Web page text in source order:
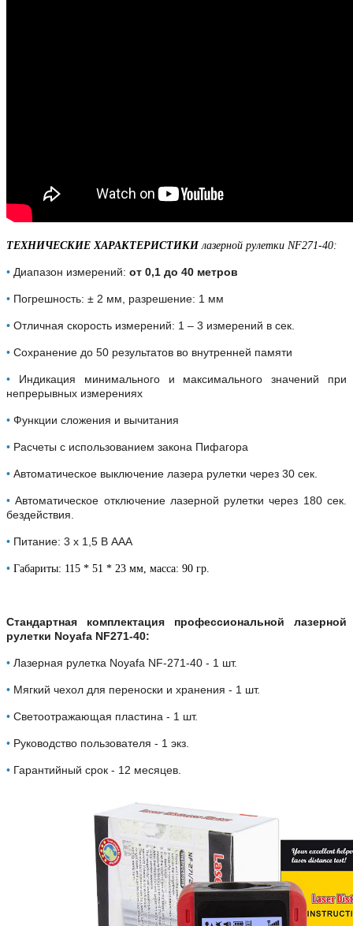
ТЕХНИЧЕСКИЕ ХАРАКТЕРИСТИКИлазерной рулетки NF271-40:
• Диапазон измерений: от 0,1 до 40 метров
• Погрешность: ± 2 мм, разрешение: 1 мм
• Отличная скорость измерений: 1 – 3 измерений в сек.
• Сохранение до 50 результатов во внутренней памяти
• Индикация минимального и максимального значений при
непрерывных измерениях
• Функции сложения и вычитания
• Расчеты с использованием закона Пифагора
• Автоматическое выключение лазера рулетки через 30 сек.
•Автоматическое отключение лазерной рулетки через 180 сек.
бездействия.
• Питание: 3 х 1,5 В ААА
• Габариты: 115 * 51 * 23 мм, масса: 90 гр.
Стандартная комплектация профессиональной лазерной
рулетки Noyafa NF271-40:
• Лазерная рулетка Noyafa NF-271-40 - 1 шт.
• Мягкий чехол для переноски и хранения - 1 шт.
• Светоотражающая пластина - 1 шт.
• Руководство пользователя - 1 экз.
• Гарантийный срок - 12 месяцев.